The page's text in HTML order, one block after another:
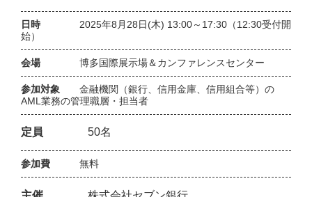
日時 2025年8月28日(木) 13:00～17:30（12:30受付開
始）
会場 博多国際展示場＆カンファレンスセンター
参加対象 金融機関（銀行、信用金庫、信用組合等）の
AML業務の管理職層・担当者
定員 50名
参加費 無料